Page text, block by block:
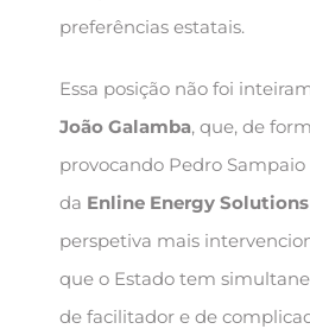
preferências estatais.
Essa posição não foi
João Galamba, que, de
provocando Pedro
da Enline Energy Solutions
perspetiva mais
que o Estado tem
de facilitador e de